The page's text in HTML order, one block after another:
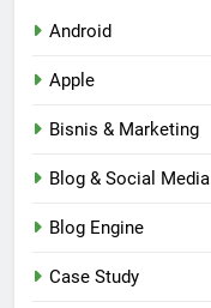
Android
Apple
Bisnis & Marketing
Blog & Social Media
Blog Engine
Case Study